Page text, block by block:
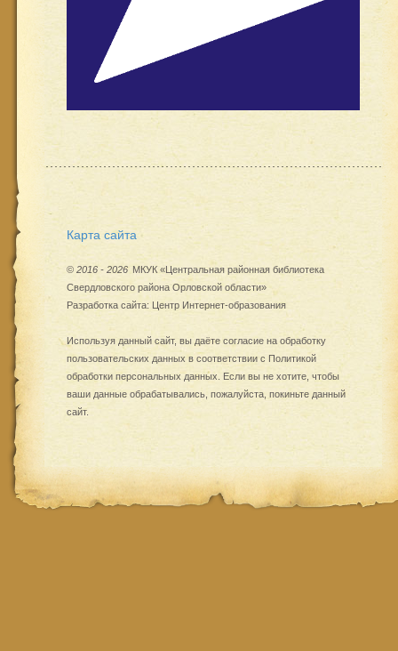
Карта сайта
© 2016 - 2026 МКУК «Центральная районная библиотека
Свердловского района Орловской области»
Разработка сайта: Центр Интернет-образования
Используя данный сайт, вы даёте согласие на обработку
пользовательских данных в соответствии с Политикой
обработки персональных данных . Если вы не хотите, чтобы
ваши данные обрабатывались, пожалуйста, покиньте данный
сайт.